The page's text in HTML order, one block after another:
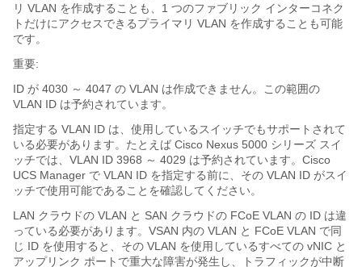
リ VLAN を作成することも、1 つのファブリック インターコネク
トだけにアクセスできるプライマリ VLAN を作成することも可能
です。
重要:
ID が 4030 ～ 4047 の VLAN は作成できません。この範囲の
VLAN ID は予約されています。
指定する VLAN ID は、使用しているスイッチでもサポートされて
いる必要があります。たとえば Cisco Nexus 5000 シリーズ スイ
ッチでは、VLAN ID 3968 ～ 4029 は予約されています。 Cisco
UCS Manager で VLAN ID を指定する前に、その VLAN ID がスイ
ッチで使用可能であることを確認してください。
LAN クラウドの VLAN と SAN クラウドの FCoE VLAN の ID は違
っている必要があります。VSAN 内の VLAN と FCoE VLAN で同
じ ID を使用すると、その VLAN を使用しているすべての vNIC と
アップリンク ポートで重大な障害が発生し、トラフィックが中断